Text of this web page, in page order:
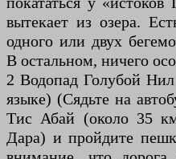
вытекает из озера.
одного или двух
В остальном, ничего
2 Водопад Голубой
языке) (Сядьте на
Тис Абай (около 35
Дара) и пройдите